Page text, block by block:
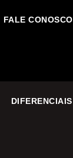
FALE CONOSCO
DIFERENCIAIS